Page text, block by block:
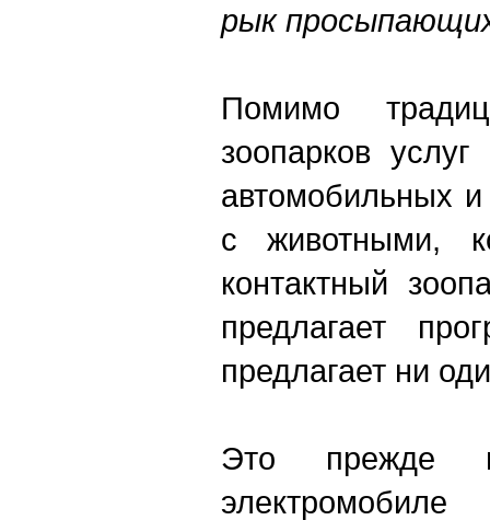
рык
Помимо
зоопарков
автомобильных
с животными,
контактный
предлагает
предлагает ни
Это прежде